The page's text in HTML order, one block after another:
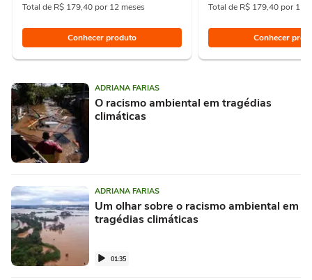
Total de R$ 179,40 por 12 meses
Conhecer produto
Total de R$ 179,40 por 12
Conhecer
ADRIANA FARIAS
O racismo ambiental em tragédias
climáticas
ADRIANA FARIAS
Um olhar sobre o racismo ambiental em
tragédias climáticas
01:35